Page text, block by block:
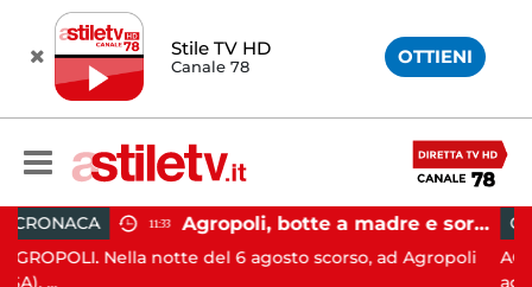
Stile TV HD
Canale 78 OTTIENI
Agropoli, botte a madre e sorella per ottenere denaro: 31enne in carcere
del 6 agosto scorso, ad Agropoli
CRONACA 15:35
AGROPOLI. Un